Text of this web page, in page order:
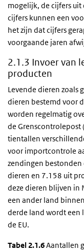
mogelijk, de cijfers uit
cijfers kunnen een
het zijn dat cijfers
voorgaande jaren
2.1.3 Invoer van
producten
Levende dieren zoals
dieren bestemd voor
worden regelmatig
de Grenscontrolepost
tientallen
voor importcontrole
zendingen
dieren en 7.158 uit
deze dieren blijven in
een ander land
derde land wordt een
de EU.
Tabel 2.1.6Aantallen